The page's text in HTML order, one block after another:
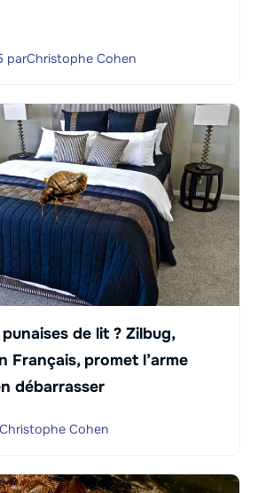
parChristophe Cohen
de lit ? Zilbug,
Français, promet l’arme
débarrasser
Christophe Cohen